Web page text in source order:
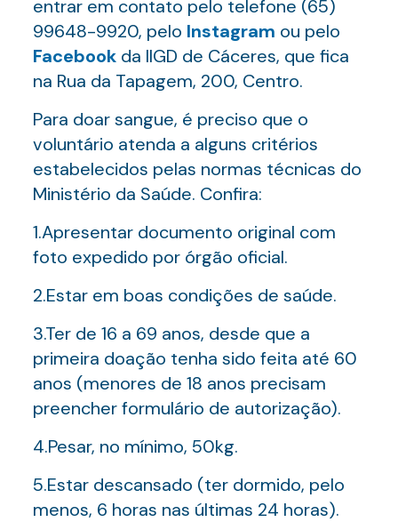
entrar em contato pelo telefone (65)
99648-9920, pelo Instagram ou pelo
Facebook da IIGD de Cáceres, que fica
na Rua da Tapagem, 200, Centro.
Para doar sangue, é preciso que o
voluntário atenda a alguns critérios
estabelecidos pelas normas técnicas do
Ministério da Saúde. Confira:
1.Apresentar documento original com
foto expedido por órgão oficial.
2.Estar em boas condições de saúde.
3.Ter de 16 a 69 anos, desde que a
primeira doação tenha sido feita até 60
anos (menores de 18 anos precisam
preencher formulário de autorização).
4.Pesar, no mínimo, 50kg.
5.Estar descansado (ter dormido, pelo
menos, 6 horas nas últimas 24 horas).